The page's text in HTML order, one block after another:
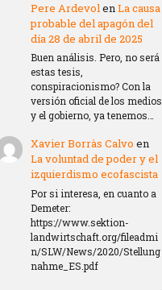
Pere ArdevolenLa causa
probable del apagón del
día 28 de abril de 2025
Buen análisis. Pero, no será
estas tesis,
conspiracionismo? Con la
versión oficial de los medios
y el gobierno, ya tenemos…
Xavier Borràs Calvo en
La voluntad de poder y el
izquierdismo ecofascista
Por si interesa, en cuanto a
Demeter:
https://www.sektion-
landwirtschaft.org/fileadmi
n/SLW/News/2020/Stellung
nahme_ES.pdf